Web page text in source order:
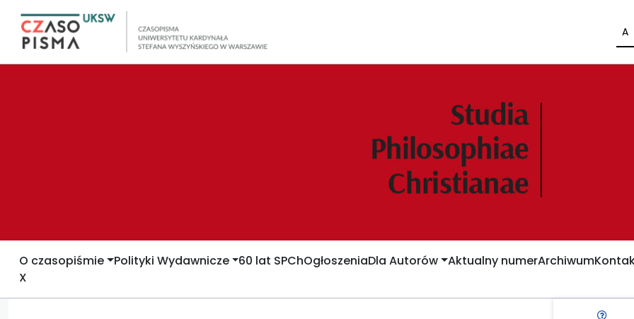
A
O czasopiśmie Polityki Wydawnicze 60 lat SPChOgłoszeniaDla Autorów Aktualny numerArchiwum
X